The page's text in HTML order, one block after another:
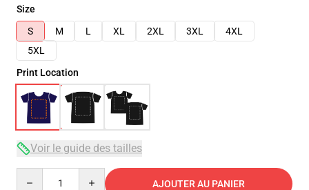
Size
S
M L XL 2XL 3XL
4XL
5XL
Print Location
Voir le guide des tailles
AJOUTER AU PANIER